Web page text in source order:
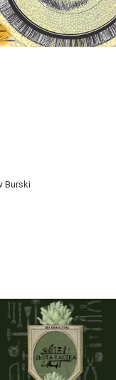
Burski